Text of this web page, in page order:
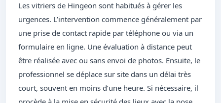
Les vitriers de Hingeon sont habitués à gérer les
urgences. L’intervention commence généralement par
une prise de contact rapide par téléphone ou via un
formulaire en ligne. Une évaluation à distance peut
être réalisée avec ou sans envoi de photos. Ensuite, le
professionnel se déplace sur site dans un délai très
court, souvent en moins d’une heure. Si nécessaire, il